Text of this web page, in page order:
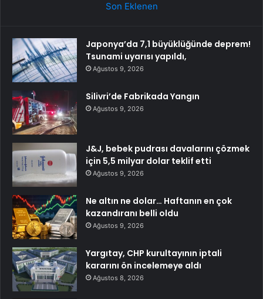
Son Eklenen
Japonya’da 7,1 büyüklüğünde deprem!
Tsunami uyarısı yapıldı,
Ağustos 9, 2026
Silivri’de Fabrikada Yangın
Ağustos 9, 2026
J&J, bebek pudrası davalarını çözmek
için 5,5 milyar dolar teklif etti
Ağustos 9, 2026
Ne altın ne dolar… Haftanın en çok
kazandıranı belli oldu
Ağustos 9, 2026
Yargıtay, CHP kurultayının iptali
kararını ön incelemeye aldı
Ağustos 8, 2026